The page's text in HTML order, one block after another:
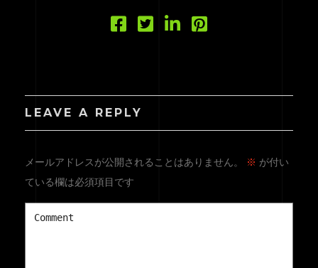
LEAVE A REPLY
メールアドレスが公開されることはありません。 ※ が付い
ている欄は必須項目です